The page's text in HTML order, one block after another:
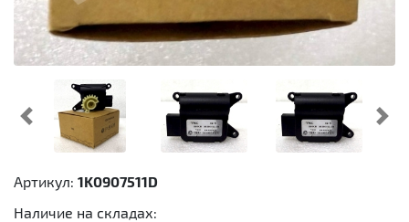
Предыдущий
Артикул: 1K0907511D
Наличие на складах: